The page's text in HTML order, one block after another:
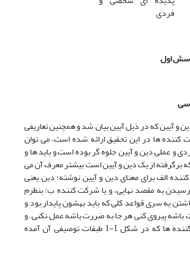
فردی
و آیین که در ذیل آیین بیان شد و همچنین تعاریفی
ها در این تحقیق ارائه شده است، می توان
و عملی دین و آیین جلوه گر بوده است و باید ها و
که برگرفته از یک دین و آیین است بیشتر معرف آن می
الف برای معنای دین و آیین نوشته: دین یعنی
به مقصد نهایی، و یا شرکت کننده ب: بنظرم
یه سری قواعد کلی که باید بهشون پایدار بود و
باشه پیروی کنی هر جا به ضررت باشه عمل نکنی. و
نظر سایر شرکت کننده ها که در شکل 1-1 طبقات توصیفی آن آمده